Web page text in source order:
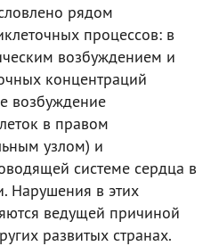
рядом
процессов: в
возбуждением и
концентраций
возбуждение
в правом
узлом) и
системе сердца в
Нарушения в этих
ведущей причиной
развитых странах.